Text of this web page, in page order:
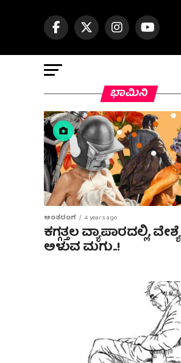
ಭಾಮಿನಿ
ಅಂತರಂಗ 4 years ago
ಕಗ್ಗತ್ತಲ ವ್ಯಾಪಾರದಲ್ಲಿ, ವೇಶ್ಯೆ
ಅಳುವ ಮಗು..!